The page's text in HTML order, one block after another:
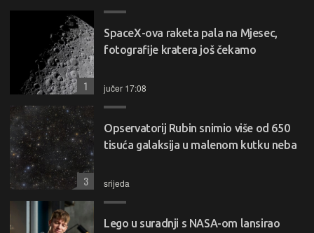
SpaceX-ova raketa pala na Mjesec,
fotografije kratera još čekamo
jučer 17:08
1
Opservatorij Rubin snimio više od 650
tisuća galaksija u malenom kutku neba
srijeda
3
Lego u suradnji s NASA-om lansirao